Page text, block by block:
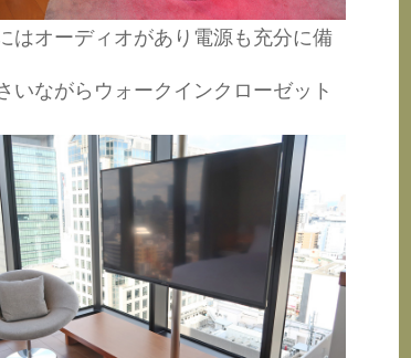
はオーディオがあり電源も充分に備
いながらウォークインクローゼット